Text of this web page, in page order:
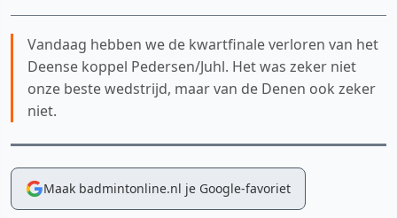
Vandaag hebben we de kwartfinale verloren van het
Deense koppel Pedersen/Juhl. Het was zeker niet
onze beste wedstrijd, maar van de Denen ook zeker
niet.
Maak badmintonline.nl je Google-favoriet